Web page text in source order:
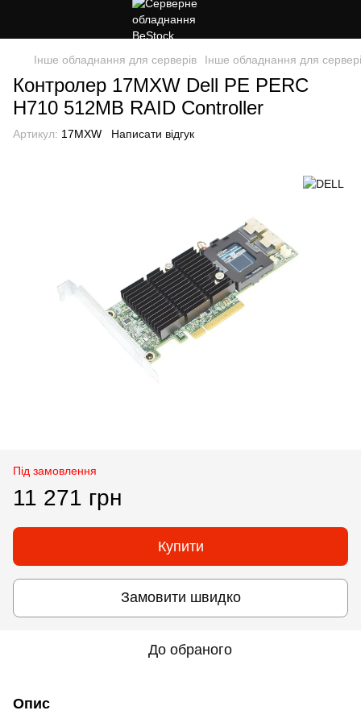
Інше обладнання для серверів Інше обладнання для
Контролер 17MXW Dell PE PERC
H710 512MB RAID Controller
Артикул: 17MXW Написати відгук
Під замовлення
11 271 грн
Купити
Замовити швидко
До обраного
Опис